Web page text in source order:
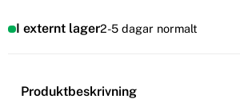
I externt lager2-5 dagar normalt
Produktbeskrivning